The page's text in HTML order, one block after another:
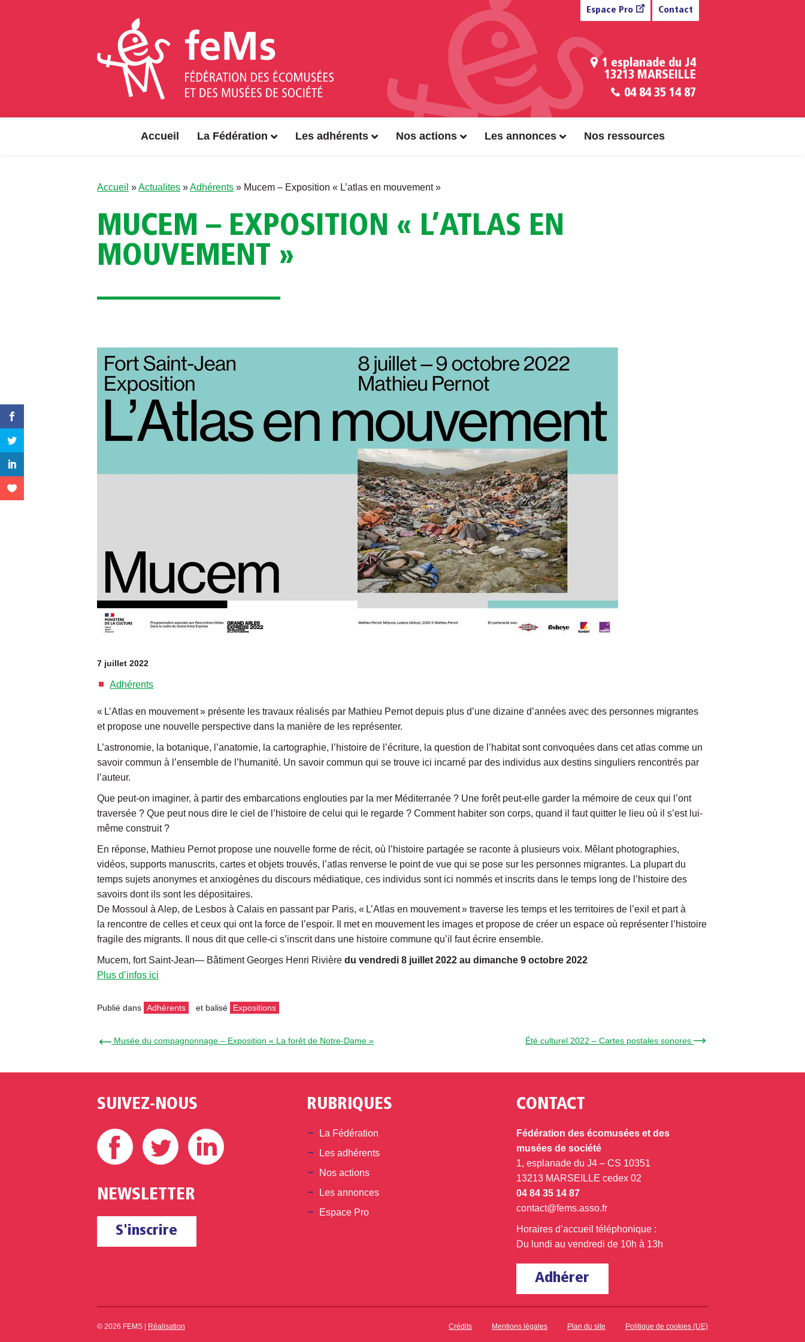
Espace Pro Contact
1 esplanade du J4
13213 MARSEILLE
04 84 35 14 87
Accueil La Fédération Les adhérents Nos actions Les annonces Nos ressources
Accueil »Actualites »Adhérents » Mucem – Exposition « L’atlas en mouvement »
MUCEM – EXPOSITION « L’ATLAS EN
MOUVEMENT »
7 juillet 2022
Adhérents
« L’Atlas en mouvement » présente les travaux réalisés par Mathieu Pernot depuis plus d’une dizaine d’années avec des personnes migrantes
et propose une nouvelle perspective dans la manière de les représenter.
L’astronomie, la botanique, l’anatomie, la cartographie, l’histoire de l’écriture, la question de l’habitat sont convoquées dans cet atlas comme un
savoir commun à l’ensemble de l’humanité. Un savoir commun qui se trouve ici incarné par des individus aux destins singuliers rencontrés par
l’auteur.
Que peut-on imaginer, à partir des embarcations englouties par la mer Méditerranée ? Une forêt peut-elle garder la mémoire de ceux qui l’ont
traversée ? Que peut nous dire le ciel de l’histoire de celui qui le regarde ? Comment habiter son corps, quand il faut quitter le lieu où il s’est lui-
même construit ?
En réponse, Mathieu Pernot propose une nouvelle forme de récit, où l’histoire partagée se raconte à plusieurs voix. Mêlant photographies,
vidéos, supports manuscrits, cartes et objets trouvés, l’atlas renverse le point de vue qui se pose sur les personnes migrantes. La plupart du
temps sujets anonymes et anxiogènes du discours médiatique, ces individus sont ici nommés et inscrits dans le temps long de l’histoire des
savoirs dont ils sont les dépositaires.
De Mossoul à Alep, de Lesbos à Calais en passant par Paris, « L’Atlas en mouvement » traverse les temps et les territoires de l’exil et part à
la rencontre de celles et ceux qui ont la force de l’espoir. Il met en mouvement les images et propose de créer un espace où représenter l’histoire
fragile des migrants. Il nous dit que celle-ci s’inscrit dans une histoire commune qu’il faut écrire ensemble.
Mucem, fort Saint-Jean— Bâtiment Georges Henri Rivière du vendredi 8 juillet 2022 au dimanche 9 octobre 2022
Plus d’infos ici
Publié dans Adhérents et balisé Expositions
← Musée du compagnonnage – Exposition « La forêt de Notre-Dame » Été culturel 2022 – Cartes postales sonores →
SUIVEZ-NOUS
Facebook Twitter
NEWSLETTER
S'inscrire
RUBRIQUES
La Fédération
Les adhérents
Nos actions
Les annonces
Espace Pro
CONTACT
Fédération des écomusées et des
musées de société
1, esplanade du J4 – CS 10351
13213 MARSEILLE cedex 02
04 84 35 14 87
contact@fems.asso.fr
Horaires d’accueil téléphonique :
Du lundi au vendredi de 10h à 13h
Adhérer
© 2026 FEMS | Réalisation Crédits Mentions légales Plan du site Politique de cookies (UE)